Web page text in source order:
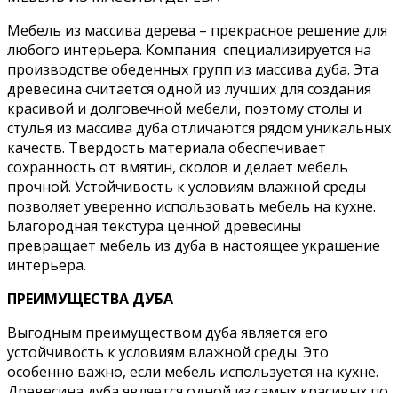
Мебель из массива дерева – прекрасное решение для
любого интерьера. Компания специализируется на
производстве обеденных групп из массива дуба. Эта
древесина считается одной из лучших для создания
красивой и долговечной мебели, поэтому столы и
стулья из массива дуба отличаются рядом уникальных
качеств. Твердость материала обеспечивает
сохранность от вмятин, сколов и делает мебель
прочной. Устойчивость к условиям влажной среды
позволяет уверенно использовать мебель на кухне.
Благородная текстура ценной древесины
превращает мебель из дуба в настоящее украшение
интерьера.
ПРЕИМУЩЕСТВА ДУБА
Выгодным преимуществом дуба является его
устойчивость к условиям влажной среды. Это
особенно важно, если мебель используется на кухне.